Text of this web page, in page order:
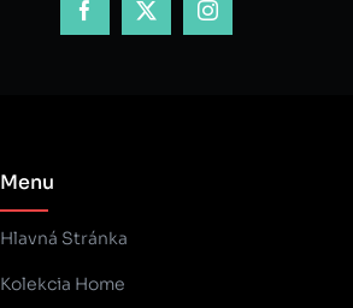
Menu
Hlavná Stránka
Kolekcia Home